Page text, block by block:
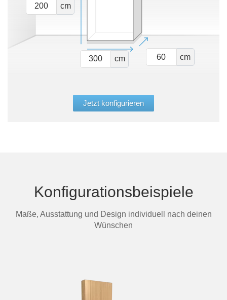
cm
cm cm
Jetzt konfigurieren
Konfigurationsbeispiele
Maße, Ausstattung und Design individuell nach deinen
Wünschen